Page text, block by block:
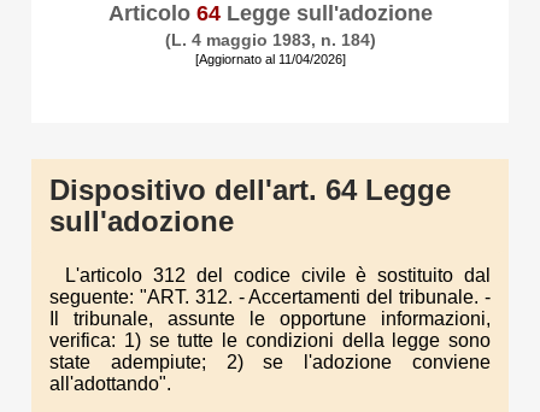
Articolo 64Legge sull'adozione
(L. 4 maggio 1983, n. 184)
[Aggiornato al 11/04/2026]
Dispositivo dell'art. 64 Legge
sull'adozione
L'articolo 312 del codice civile è sostituito dal
seguente: "ART. 312. - Accertamenti del tribunale. -
Il tribunale, assunte le opportune informazioni,
verifica: 1) se tutte le condizioni della legge sono
state adempiute; 2) se l'adozione conviene
all'adottando".